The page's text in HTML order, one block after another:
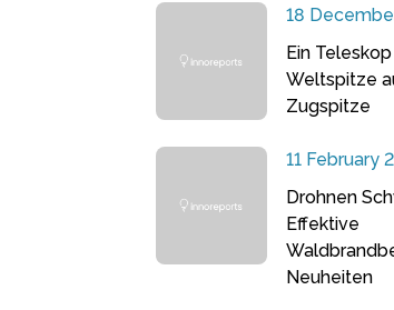
18
Ein
Weltspitze
Zugspitze
11 February
Drohnen
Effektive
Neuheiten